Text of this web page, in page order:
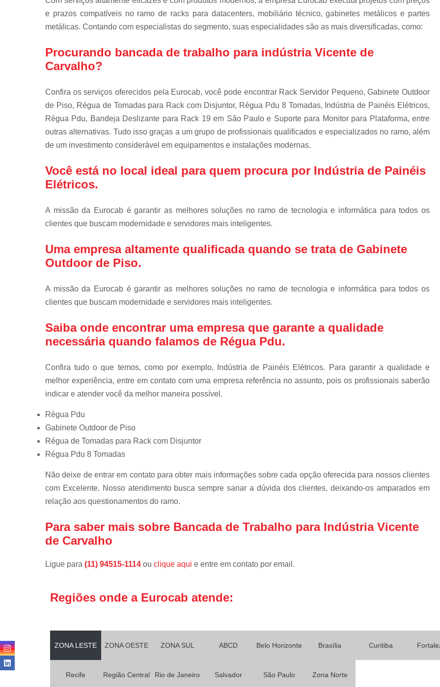
Escova de
Escova de
Escova para Passagem
Escova Passa Cabos Inteiriça
Escova Passa Cabos
Gabinete
Gabinete Outdoor
Gabinete Outdoor
Gabinete
Gabinete Telecom com
Gabinete Telecom Parede
Mini Data Center para
Mini Data Center
Mobiliário Técnico de
Mobiliário
Rack Ti Suspenso
e prazos compatíveis no ramo de racks para datacenters, mobiliário técnico, gabinetes metálicos e partes
metálicas. Contando com especialistas do segmento, suas especialidades são as mais diversificadas, como:
Procurando bancada de trabalho para indústria Vicente de
Carvalho?
Confira os serviços oferecidos pela Eurocab, você pode encontrar Rack Servidor Pequeno, Gabinete Outdoor
de Piso, Régua de Tomadas para Rack com Disjuntor, Régua Pdu 8 Tomadas, Indústria de Painéis Elétricos,
Régua Pdu, Bandeja Deslizante para Rack 19 em São Paulo e Suporte para Monitor para Plataforma, entre
outras alternativas. Tudo isso graças a um grupo de profissionais qualificados e especializados no ramo, além
de um investimento considerável em equipamentos e instalações modernas.
Você está no local ideal para quem procura por Indústria de Painéis
Elétricos.
A missão da Eurocab é garantir as melhores soluções no ramo de tecnologia e informática para todos os
clientes que buscam modernidade e servidores mais inteligentes.
Uma empresa altamente qualificada quando se trata de Gabinete
Outdoor de Piso.
A missão da Eurocab é garantir as melhores soluções no ramo de tecnologia e informática para todos os
clientes que buscam modernidade e servidores mais inteligentes.
Saiba onde encontrar uma empresa que garante a qualidade
necessária quando falamos de Régua Pdu.
Confira tudo o que temos, como por exemplo, Indústria de Painéis Elétricos. Para garantir a qualidade e
melhor experiência, entre em contato com uma empresa referência no assunto, pois os profissionais saberão
indicar e atender você da melhor maneira possível.
Régua Pdu
Gabinete Outdoor de Piso
Régua de Tomadas para Rack com Disjuntor
Régua Pdu 8 Tomadas
Não deixe de entrar em contato para obter mais informações sobre cada opção oferecida para nossos clientes
com Excelente. Nosso atendimento busca sempre sanar a dúvida dos clientes, deixando-os amparados em
relação aos questionamentos do ramo.
Para saber mais sobre Bancada de Trabalho para Indústria Vicente
de Carvalho
Ligue para (11) 94515-1114 ou clique aqui e entre em contato por email.
Regiões onde a Eurocab atende:
ZONA LESTE ZONA OESTE ZONA SUL ABCD Belo Horizonte Brasília Curitiba
Recife Região Central Rio de Janeiro Salvador São Paulo Zona Norte